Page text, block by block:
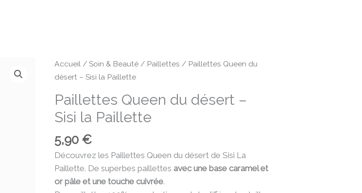
Accueil/ Soin & Beauté/ Paillettes / Paillettes Queen du
désert – Sisi la Paillette
Paillettes Queen du désert –
Sisi la Paillette
5,90 €
Découvrez les Paillettes Queen du désert de Sisi La
Paillette. De superbes paillettes avec une base caramel et
or pâle et une touche cuivrée.